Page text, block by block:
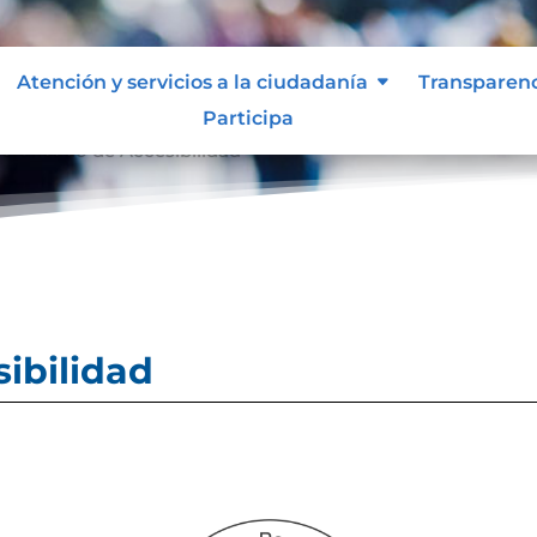
Atención y servicios a la ciudadanía
Participa